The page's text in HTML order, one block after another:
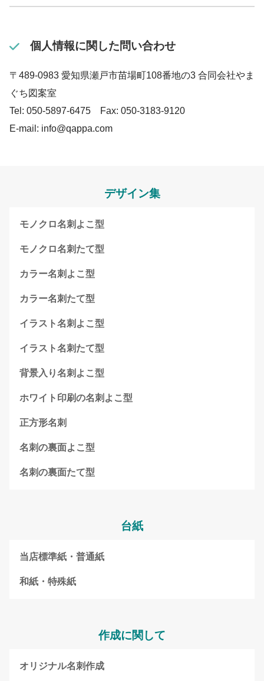
個人情報に関した問い合わせ
〒489-0983 愛知県瀬戸市苗場町108番地の3 合同会社やま
ぐち図案室
Tel: 050-5897-6475 Fax: 050-3183-9120
E-mail: info@qappa.com
デザイン集
モノクロ名刺よこ型
モノクロ名刺たて型
カラー名刺よこ型
カラー名刺たて型
イラスト名刺よこ型
イラスト名刺たて型
背景入り名刺よこ型
ホワイト印刷の名刺よこ型
正方形名刺
名刺の裏面よこ型
名刺の裏面たて型
台紙
当店標準紙・普通紙
和紙・特殊紙
作成に関して
オリジナル名刺作成